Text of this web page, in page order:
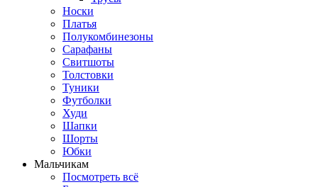
Носки
Платья
Полукомбинезоны
Сарафаны
Свитшоты
Толстовки
Туники
Футболки
Худи
Шапки
Шорты
Юбки
Мальчикам
Посмотреть всё